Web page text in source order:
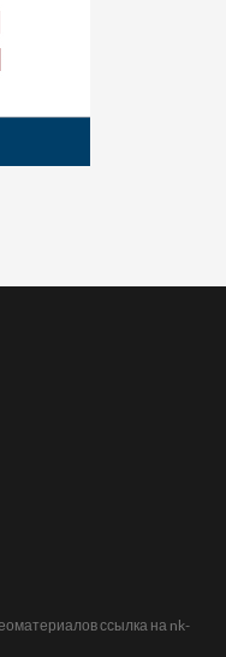
ссылка на nk-